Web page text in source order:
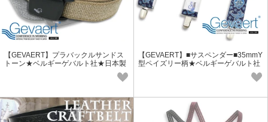
【GEVAERT】プラバックルサンドス
トーン★ベルギーゲバルト社★日本製
【GEVAERT】■サスペンダー■35mmY
型ペイズリー柄★ベルギーゲバルト社